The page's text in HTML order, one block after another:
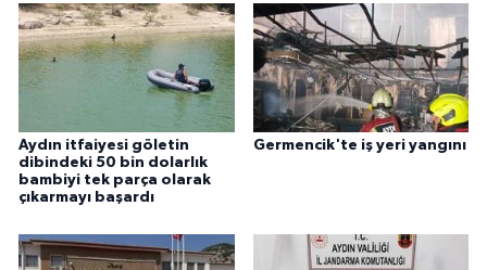
Aydın itfaiyesi göletin
dibindeki 50 bin dolarlık
bambiyi tek parça olarak
çıkarmayı başardı
Germencik'te iş yeri yangını